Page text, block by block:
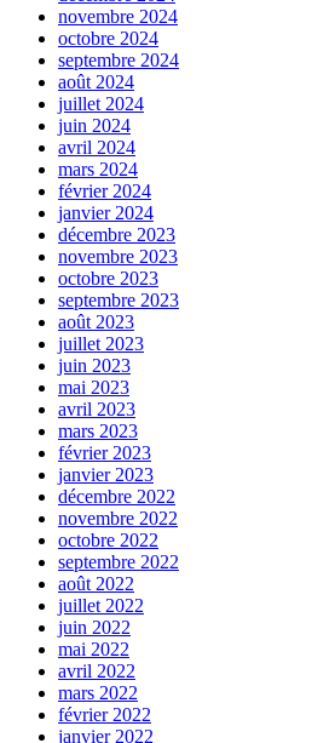
novembre 2024
octobre 2024
septembre 2024
août 2024
juillet 2024
juin 2024
avril 2024
mars 2024
février 2024
janvier 2024
décembre 2023
novembre 2023
octobre 2023
septembre 2023
août 2023
juillet 2023
juin 2023
mai 2023
avril 2023
mars 2023
février 2023
janvier 2023
décembre 2022
novembre 2022
octobre 2022
septembre 2022
août 2022
juillet 2022
juin 2022
mai 2022
avril 2022
mars 2022
février 2022
janvier 2022